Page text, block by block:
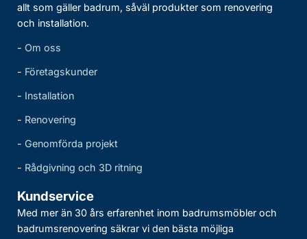
allt som gäller badrum, såväl produkter som renovering
och installation.
- Om oss
- Företagskunder
- Installation
- Renovering
- Genomförda projekt
- Rådgivning och 3D ritning
Kundservice
Med mer än 30 års erfarenhet inom badrumsmöbler och
badrumsrenovering säkrar vi den bästa möjliga